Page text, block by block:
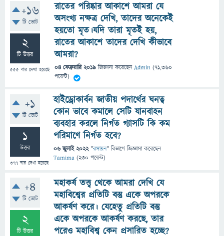
+16
টি ভোট
2
টি উত্তর
555 বার দেখা হয়েছে
রাতের পরিষ্কার আকাশে আমরা যে
অসংখ্য নক্ষত্র দেখি, তাদের অনেকেই
হয়তো মৃত।যদি তারা মৃতই হয়,
রাতের আকাশে তাদের দেখি কীভাবে
আমরা?
04 ফেব্রুয়ারি 2019 জিজ্ঞাসাকরেছেনAdmin (71,360
পয়েন্ট)
+1
টি ভোট
1
উত্তর
377 বার দেখা হয়েছে
হাইড্রোকার্বন জাতীয় পদার্থের ঘনত্ব
কোন ভাবে কমালে সেটি যানবাহন
ব্যবহার করলে নির্গত গ্যাসটি কি কম
পরিমাণে নির্গত হবে?
06 জুলাই 2022 "রসায়ন" বিভাগে জিজ্ঞাসাকরেছেন
Tamima (230 পয়েন্ট)
+4
টি ভোট
2
টি উত্তর
মহাকর্ষ তত্ত্ব থেকে আমরা দেখি যে
মহাবিশ্বের প্রতিটি বস্তু একে অপরকে
আকর্ষণ করে। যেহেতু প্রতিটি বস্তু
একে অপরকে আকর্ষণ করছে, তার
পরেও মহাবিশ্ব কেন প্রসারিত হচ্ছে?